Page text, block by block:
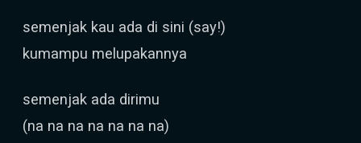
semenjak kau ada di sini (say!)
kumampu melupakannya
semenjak ada dirimu
(na na na na na na na)